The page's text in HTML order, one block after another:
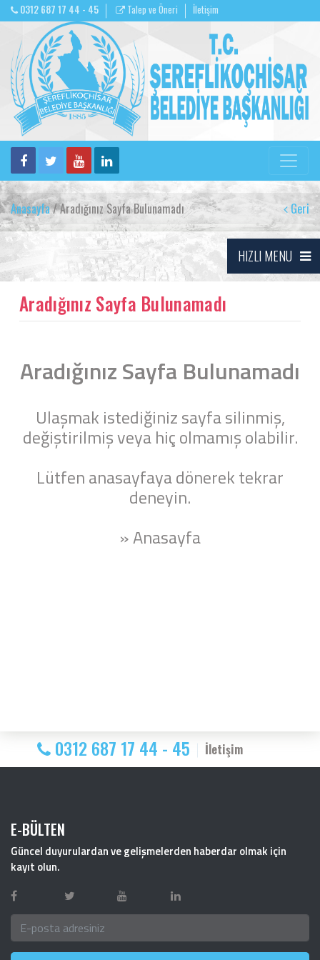
0312 687 17 44 - 45 Talep ve Öneri İletişim
Anasayfa/ Aradığınız Sayfa Bulunamadı Geri
HIZLI MENU
Aradığınız Sayfa Bulunamadı
Aradığınız Sayfa Bulunamadı
Ulaşmak istediğiniz sayfa silinmiş,
değiştirilmiş veya hiç olmamış olabilir.
Lütfen anasayfaya dönerek tekrar
deneyin.
» Anasayfa
0312 687 17 44 - 45 İletişim
E-BÜLTEN
Güncel duyurulardan ve gelişmelerden haberdar olmak için
kayıt olun.